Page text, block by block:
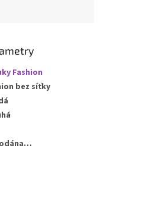
Fashion
bez síťky